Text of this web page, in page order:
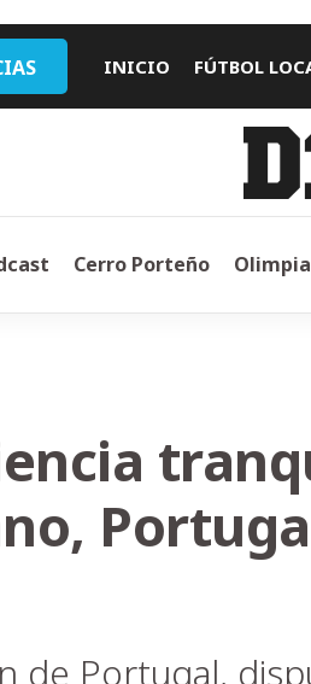
INICIO FÚTBOL
Cerro Porteño Olimpia
de Portugal,